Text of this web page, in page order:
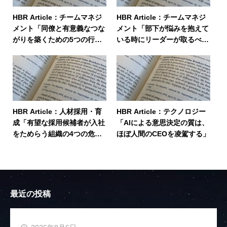
HBR Article：チームマネジ
メント「同僚と有意義なつな
がりを築くための5つの行
HBR Article：チームマネジ
メント「部下が悩みを抱えて
いる時にリーダーが取るべき
HBR Article：人材採用・育
成「有望な採用候補者が入社
をためらう組織の4つの危険
HBR Article：テクノロジー
「AIによる意思決定の質は、
ほぼ人間のCEOを凌駕する」
最近の投稿